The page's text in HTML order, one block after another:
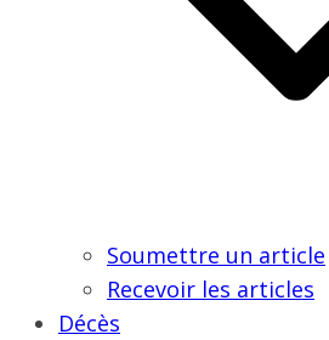
Soumettre un article
Recevoir les articles
Décès